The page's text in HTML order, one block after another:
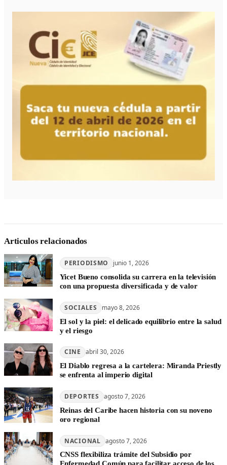
Articulos relacionados
PERIODISMO junio 1, 2026
Yicet Bueno consolida su carrera en la televisión
con una propuesta diversificada y de valor
SOCIALES mayo 8, 2026
El sol y la piel: el delicado equilibrio entre la salud
y el riesgo
CINE abril 30, 2026
El Diablo regresa a la cartelera: Miranda Priestly
se enfrenta al imperio digital
DEPORTES agosto 7, 2026
Reinas del Caribe hacen historia con su noveno
oro regional
NACIONAL agosto 7, 2026
CNSS flexibiliza trámite del Subsidio por